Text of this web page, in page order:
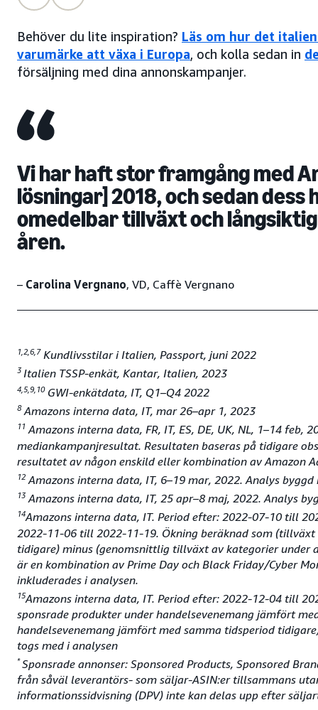
Behöver du lite inspiration? Läs om hur det
varumärke att växa i Europa, och kolla sedan in
försäljning med dina annonskampanjer.
Vi har haft stor framgång med
lösningar] 2018, och sedan
omedelbar tillväxt och
åren.
– Carolina Vergnano, VD, Caffè Vergnano
1,2,6,7 Kundlivsstilar i Italien, Passport, juni 2022
3 Italien TSSP-enkät, Kantar, Italien, 2023
4,5,9,10GWI-enkätdata, IT, Q1–Q4 2022
8Amazons interna data, IT, mar 26–apr 1, 2023
11 Amazons interna data, FR, IT, ES, DE, UK, NL, 1–14
mediankampanjresultat. Resultaten baseras på tidigare
resultatet av någon enskild eller kombination av Amazon
12 Amazons interna data, IT, 6–19 mar, 2022. Analys
13 Amazons interna data, IT, 25 apr–8 maj, 2022. Analys
14Amazons interna data, IT. Period efter: 2022-07-10 till
2022-11-06 till 2022-11-19. Ökning beräknad som
tidigare) minus (genomsnittlig tillväxt av kategorier under
är en kombination av Prime Day och Black Friday/Cyber
inkluderades i analysen.
15Amazons interna data, IT. Period efter: 2022-12-04 till
sponsrade produkter under handelsevenemang jämfört
handelsevenemang jämfört med samma tidsperiod
togs med i analysen
*Sponsrade annonser: Sponsored Products, Sponsored
från såväl leverantörs- som säljar-ASIN:er tillsammans
informationssidvisning (DPV) inte kan delas upp efter